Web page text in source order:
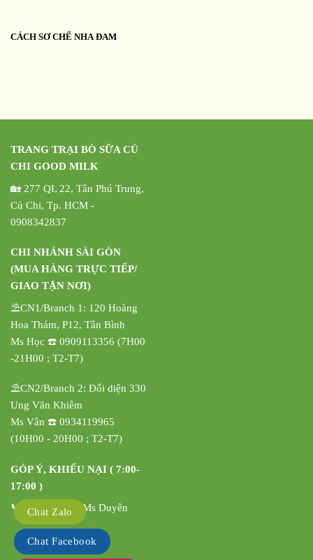
CÁCH SƠ CHẾ NHA ĐAM
TRANG TRẠI BÒ SỮA CỦ
CHI GOOD MILK
🏡 277 QL 22, Tân Phú Trung,
Củ Chi, Tp. HCM -
0908342837
CHI NHÁNH SÀI GÒN
(MUA HÀNG TRỰC TIẾP/
GIAO TẬN NƠI)
⛱️CN1/Branch 1: 120 Hoàng
Hoa Thám, P12, Tân Bình
Ms Học ☎️ 0909113356 (7H00
-21H00 ; T2-T7)
⛱️CN2/Branch 2: Đối diện 330
Ung Văn Khiêm
Ms Vân ☎️ 0934119965
(10H00 - 20H00 ; T2-T7)
GÓP Ý, KHIẾU NẠI ( 7:00-
17:00 )
📞 0908342837 Ms Duyên
Chat Zalo
Chat Facebook